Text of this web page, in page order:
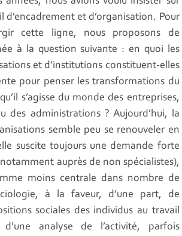
d’encadrement et d’organisation. Pour
cette ligne, nous proposons de
à la question suivante : en quoi les
et d’institutions constituent-elles
pour penser les transformations du
s’agisse du monde des entreprises,
des administrations ? Aujourd’hui, la
semble peu se renouveler en
suscite toujours une demande forte
auprès de non spécialistes),
moins centrale dans nombre de
à la faveur, d’une part, de
sociales des individus au travail
analyse de l’activité, parfois